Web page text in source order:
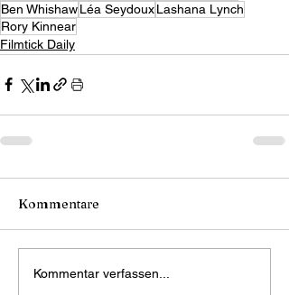
Ben WhishawLéa SeydouxLashana Lynch
Rory Kinnear
Filmtick Daily
Kommentare
Kommentar verfassen...